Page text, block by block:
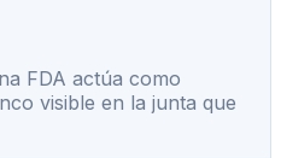
FDA actúa como
visible en la junta que